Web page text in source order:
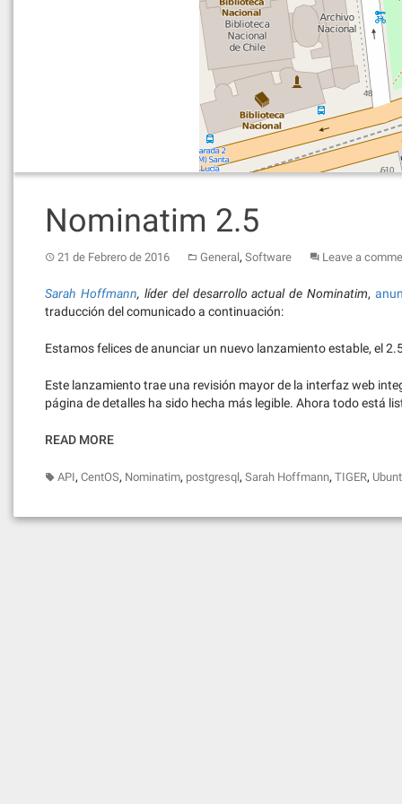
Nominatim 2.5
21 de Febrero de 2016 General, Software Leave a
Sarah Hoffmann, líder del desarrollo actual deNominatim,
traducción del comunicado a continuación:
Estamos felices de anunciar un nuevo lanzamiento estable, el
Este lanzamiento trae una revisión mayor de la interfaz web
página de detalles ha sido hecha más legible. Ahora todo está
READ MORE
API, CentOS, Nominatim, postgresql, Sarah Hoffmann, TIGER,